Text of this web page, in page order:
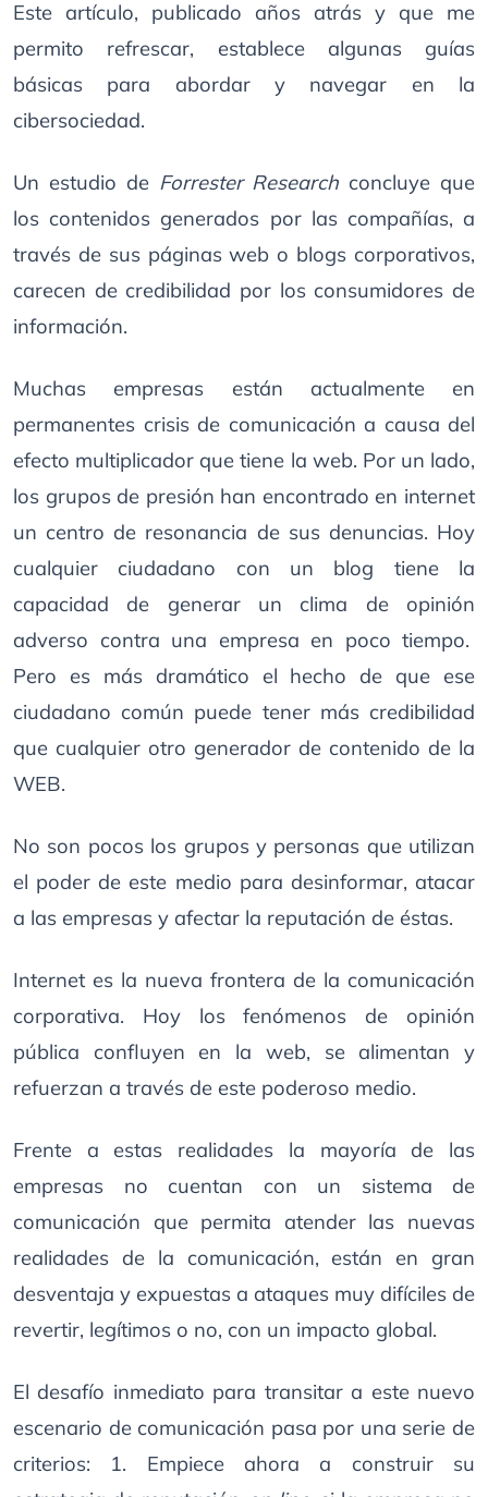
Este artículo, publicado años atrás y que me
permito refrescar, establece algunas guías
básicas para abordar y navegar en la
cibersociedad.
Un estudio de Forrester Research concluye que
los contenidos generados por las compañías, a
través de sus páginas web o blogs corporativos,
carecen de credibilidad por los consumidores de
información.
Muchas empresas están actualmente en
permanentes crisis de comunicación a causa del
efecto multiplicador que tiene la web. Por un lado,
los grupos de presión han encontrado en internet
un centro de resonancia de sus denuncias. Hoy
cualquier ciudadano con un blog tiene la
capacidad de generar un clima de opinión
adverso contra una empresa en poco tiempo.
Pero es más dramático el hecho de que ese
ciudadano común puede tener más credibilidad
que cualquier otro generador de contenido de la
WEB.
No son pocos los grupos y personas que utilizan
el poder de este medio para desinformar, atacar
a las empresas y afectar la reputación de éstas.
Internet es la nueva frontera de la comunicación
corporativa. Hoy los fenómenos de opinión
pública confluyen en la web, se alimentan y
refuerzan a través de este poderoso medio.
Frente a estas realidades la mayoría de las
empresas no cuentan con un sistema de
comunicación que permita atender las nuevas
realidades de la comunicación, están en gran
desventaja y expuestas a ataques muy difíciles de
revertir, legítimos o no, con un impacto global.
El desafío inmediato para transitar a este nuevo
escenario de comunicación pasa por una serie de
criterios: 1. Empiece ahora a construir su